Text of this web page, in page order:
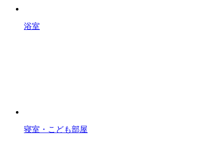
浴室
寝室・こども部屋